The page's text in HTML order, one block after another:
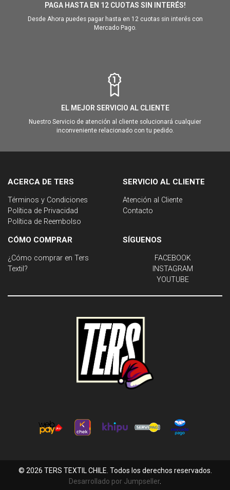
PAGA HASTA EN 12 CUOTAS SIN INTERÉS!
Desde Ahora puedes pagar hasta en 12 cuotas sin interés con
Mercado Pago.
EL MEJOR SERVICIO AL CLIENTE
Nuestro Servicio de atención al cliente solucionará cualquier
inconveniente relacionado con tu pedido.
ACERCA DE TERS
Términos y Condiciones
Política de Privacidad
Política de Reembolso
SERVICIO AL CLIENTE
Atención al Cliente
Contacto
CÓMO COMPRAR
¿Cómo comprar en Ters
Textil?
SÍGUENOS
FACEBOOK
INSTAGRAM
YOUTUBE
© 2026 TERS TEXTIL CHILE. Todos los derechos reservados.
Desarrollado por Jumpseller.